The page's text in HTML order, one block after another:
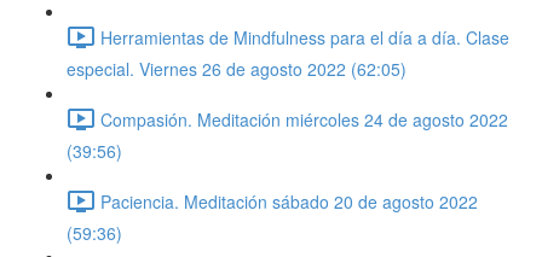
Herramientas de Mindfulness para el día a día. Clase
especial. Viernes 26 de agosto 2022 (62:05)
Compasión. Meditación miércoles 24 de agosto 2022
(39:56)
Paciencia. Meditación sábado 20 de agosto 2022
(59:36)